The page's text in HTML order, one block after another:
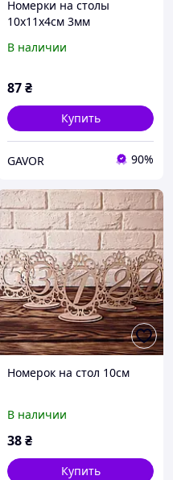
Номерки на столы
10х11х4см 3мм
В наличии
87₴
Купить
GAVOR 90%
Номерок на стол 10см
В наличии
38₴
Купить